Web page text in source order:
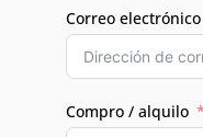
Correo electrónico
Compro / alquilo